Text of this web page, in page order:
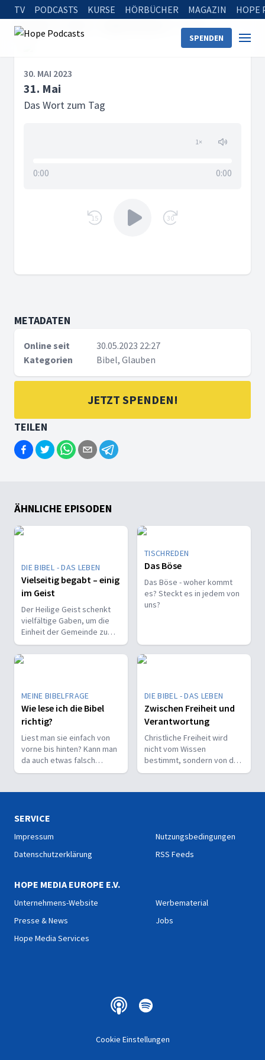
TV PODCASTS KURSE HÖRBÜCHER MAGAZIN HOPE
SPENDEN
Startseite 31. Mai
30. MAI 2023
31. Mai
Das Wort zum Tag
1×
0:00 0:00
15 30
METADATEN
Online seit
30.05.2023 22:27
Kategorien
Bibel, Glauben
JETZT SPENDEN!
TEILEN
ÄHNLICHE EPISODEN
DIE BIBEL - DAS LEBEN
Vielseitig begabt – einig
im Geist
Der Heilige Geist schenkt
vielfältige Gaben, um die
Einheit der Gemeinde zu
stärken und sie zu
befähigen, Christus vor den
Menschen zu bekennen.
TISCHREDEN
Das Böse
Das Böse - woher kommt
es? Steckt es in jedem von
uns?
MEINE BIBELFRAGE
Wie lese ich die Bibel
richtig?
Liest man sie einfach von
vorne bis hinten? Kann man
da auch etwas falsch
machen? Wie interpretiert
DIE BIBEL - DAS LEBEN
Zwischen Freiheit und
Verantwortung
Christliche Freiheit wird
nicht vom Wissen
bestimmt, sondern von der
Beziehung zum Nächsten –
SERVICE
Impressum
Datenschutzerklärung
Nutzungsbedingungen
RSS Feeds
HOPE MEDIA EUROPE E.V.
Unternehmens-Website
Presse & News
Hope Media Services
Werbematerial
Jobs
Cookie Einstellungen